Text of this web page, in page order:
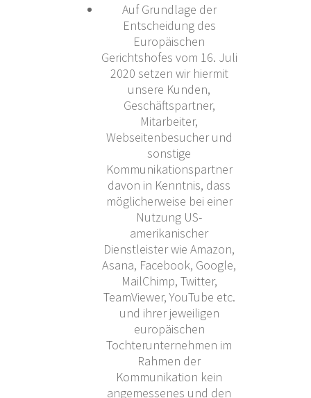
Auf Grundlage der
Entscheidung des
Europäischen
Gerichtshofes vom 16. Juli
2020 setzen wir hiermit
unsere Kunden,
Geschäftspartner,
Mitarbeiter,
Webseitenbesucher und
sonstige
Kommunikationspartner
davon in Kenntnis, dass
möglicherweise bei einer
Nutzung US-
amerikanischer
Dienstleister wie Amazon,
Asana, Facebook, Google,
MailChimp, Twitter,
TeamViewer, YouTube etc.
und ihrer jeweiligen
europäischen
Tochterunternehmen im
Rahmen der
Kommunikation kein
angemessenes und den